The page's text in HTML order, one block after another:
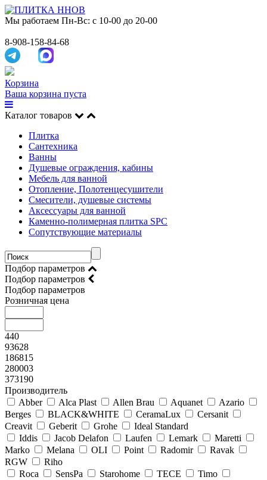
Мы работаем Пн-Вс: с 10-00 до 20-00
8-908-158-84-68
Корзина
Ваша корзина пуста
Каталог товаров
Плитка
Сантехника
Ванны
Душевые ограждения, кабины
Мебель для ванной
Отопление, Полотенцесушители
Смесители, душевые системы
Аксессуары для ванной
Каменно-полимерная плитка SPC
Сопутствующие материалы
Подбор параметров
Подбор параметров
Подбор параметров
Розничная цена
440
93628
186815
280003
373190
Производитель
Abber
Alca Plast Allen Brau Aquanet
Azario
Berges
BLACK&WHITE CeramaLux
Cersanit
Creavit
Geberit Grohe
Ideal Standard
Iddis
Jacob Delafon Laufen Lemark
Maretti
Marko
Melana OLI Point Radomir
Ravak
RGW
Riho
Roca
SensPa Starohome TECE
Timo